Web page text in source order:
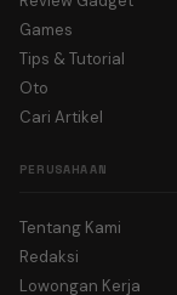
Games
Tips & Tutorial
Oto
Cari Artikel
PERUSAHAAN
Tentang Kami
Redaksi
Lowongan Kerja